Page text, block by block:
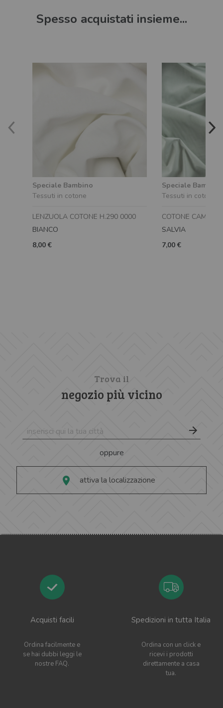
Spesso acquistati insieme...
Speciale Bambino
Tessuti in cotone
LENZUOLA COTONE H.290 0000
BIANCO
8,00 €
Speciale Bambino
Tessuti in cotone
COTONE
SALVIA
7,00 €
Trova il
negozio più vicino
oppure
attiva la localizzazione
Acquisti facili
Ordina facilmente e
se hai dubbi leggi le
nostre FAQ.
Spedizioni in tutta Italia
Ordina con un click e
ricevi i prodotti
direttamente a casa
tua.